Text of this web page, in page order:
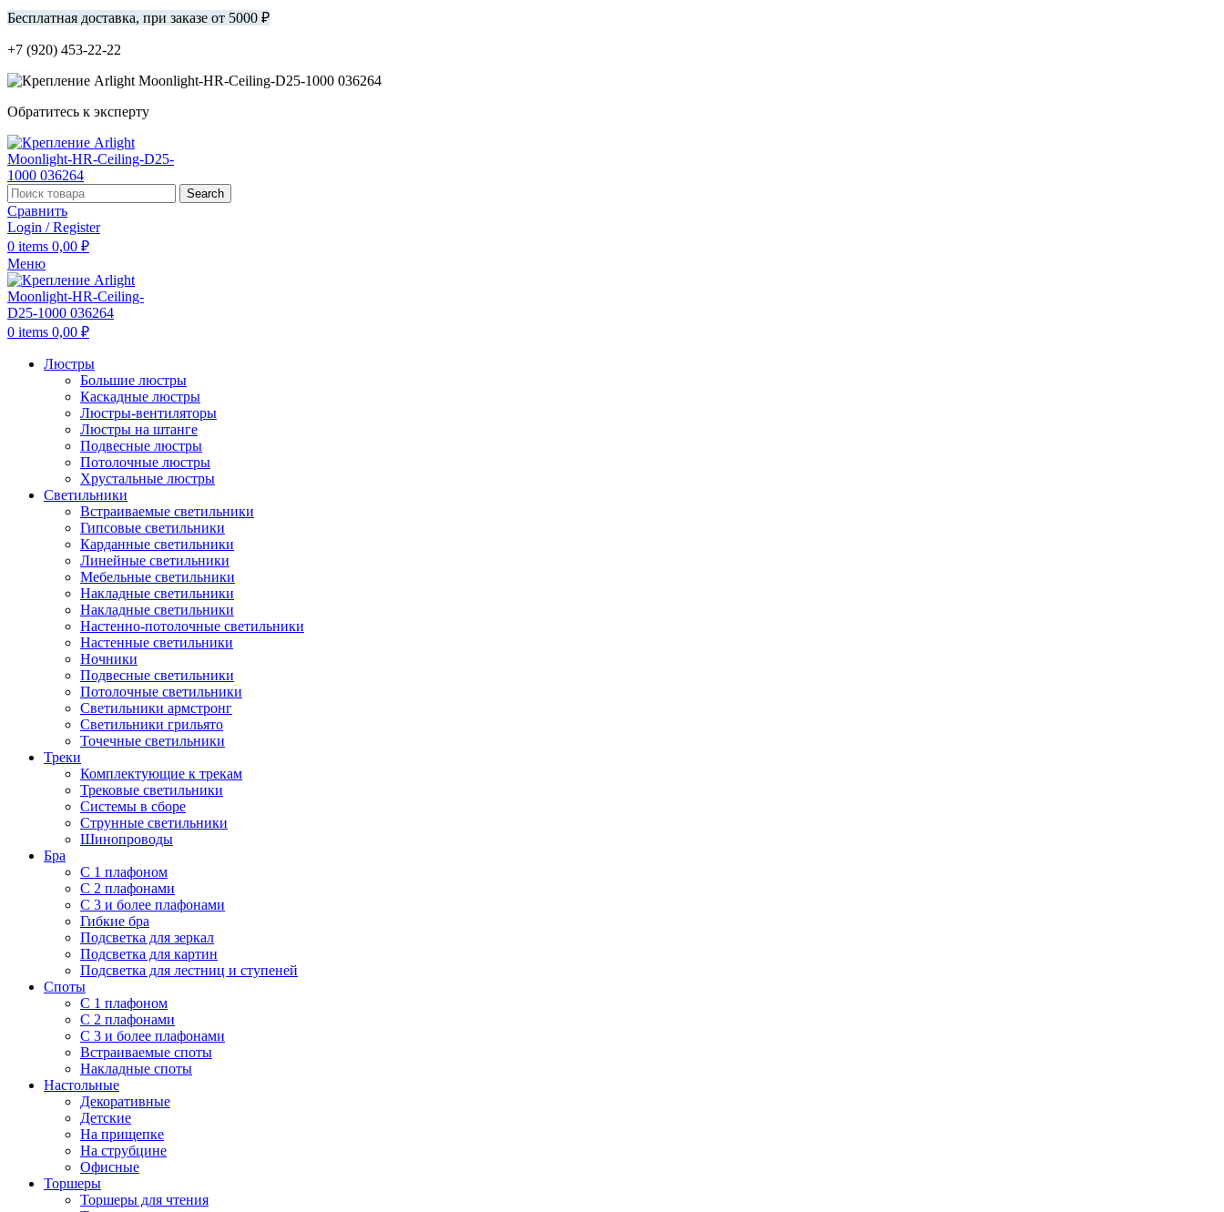
Бесплатная доставка, при заказе от 5000 ₽
+7 (920) 453-22-22
Обратитесь к эксперту
Search
Сравнить
Login / Register
0 items 0,00 ₽
Меню
0 items 0,00 ₽
Люстры
Большие люстры
Каскадные люстры
Люстры-вентиляторы
Люстры на штанге
Подвесные люстры
Потолочные люстры
Хрустальные люстры
Светильники
Встраиваемые светильники
Гипсовые светильники
Карданные светильники
Линейные светильники
Мебельные светильники
Накладные светильники
Накладные светильники
Настенно-потолочные светильники
Настенные светильники
Ночники
Подвесные светильники
Потолочные светильники
Светильники армстронг
Светильники грильято
Точечные светильники
Треки
Комплектующие к трекам
Трековые светильники
Системы в сборе
Струнные светильники
Шинопроводы
Бра
С 1 плафоном
С 2 плафонами
С 3 и более плафонами
Гибкие бра
Подсветка для зеркал
Подсветка для картин
Подсветка для лестниц и ступеней
Споты
С 1 плафоном
С 2 плафонами
С 3 и более плафонами
Встраиваемые споты
Накладные споты
Настольные
Декоративные
Детские
На прищепке
На струбцине
Офисные
Торшеры
Торшеры для чтения